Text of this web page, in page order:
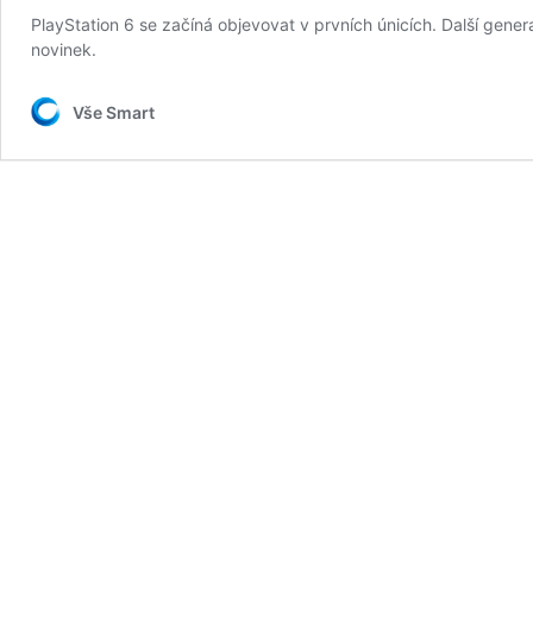
PlayStation 6 se začíná objevovat v prvních únicích. Další
novinek.
Vše Smart